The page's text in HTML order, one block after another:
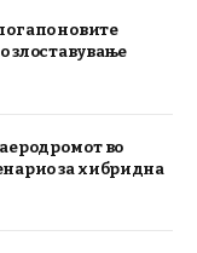
по новите
злоставување
во
за хибридна